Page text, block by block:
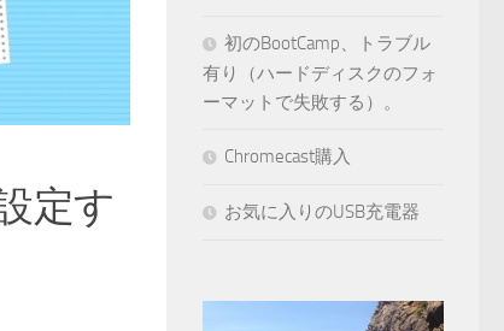
定す
初のBootCamp、トラブル
有り（ハードディスクのフォ
ーマットで失敗する）。
Chromecast購入
お気に入りのUSB充電器